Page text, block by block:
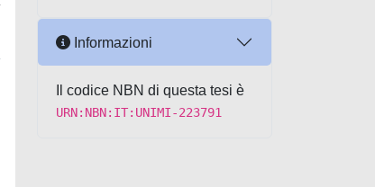
Informazioni
Il codice NBN di questa tesi è
URN:NBN:IT:UNIMI-223791